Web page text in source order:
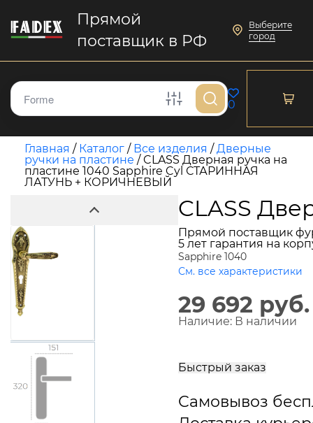
Прямой
поставщик в РФ
Выберите
город
0
Главная / Каталог / Все изделия /Дверные
ручки на пластине /CLASS Дверная ручка на
пластине 1040 Sapphire Cyl СТАРИННАЯ
ЛАТУНЬ + КОРИЧНЕВЫЙ
CLASS
Прямой поставщик
5 лет гарантия на
Sapphire 1040
См. все характеристики
29 692 руб.
Наличие: В наличии
Быстрый заказ
Самовывоз